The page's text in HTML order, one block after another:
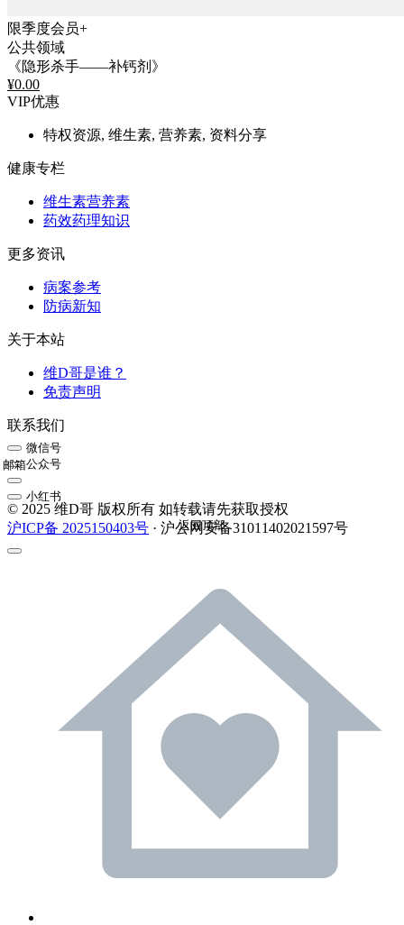
限季度会员+
公共领域
《隐形杀手——补钙剂》
¥0.00
VIP优惠
特权资源, 维生素, 营养素, 资料分享
健康专栏
维生素营养素
药效药理知识
更多资讯
病案参考
防病新知
关于本站
维D哥是谁？
免责声明
联系我们
微信号
公众号
邮箱
小红书
© 2025 维D哥 版权所有 如转载请先获取授权
沪ICP备 2025150403号 · 沪公网安备31011402021597号
返回顶部